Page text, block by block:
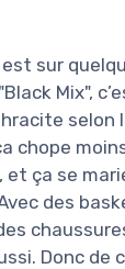
sur
Mix",
selon
chope
ça se
des
Donc de